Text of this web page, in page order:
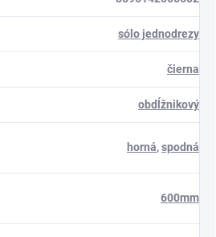
sólo jednodrezy
čierna
obdĺžnikový
horná,spodná
600mm